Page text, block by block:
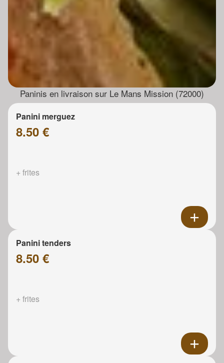
Paninis en livraison sur Le Mans Mission (72000)
Panini merguez
8.50 €
+ frites
Panini tenders
8.50 €
+ frites